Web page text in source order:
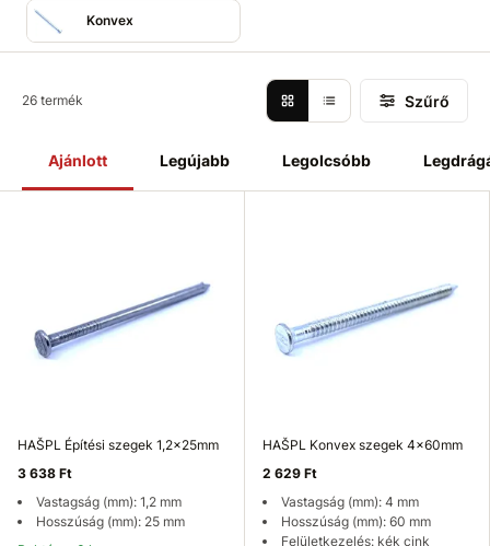
Konvex
Ajánlott Legújabb Legolcsóbb
26 termék Szűrő
HAŠPL Építési szegek 1,2x25mm
3 638 Ft
Vastagság (mm): 1,2 mm
Hosszúság (mm): 25 mm
HAŠPL Konvex szegek 4x60mm
2 629 Ft
Vastagság (mm): 4 mm
Hosszúság (mm): 60 mm
Felületkezelés: kék cink